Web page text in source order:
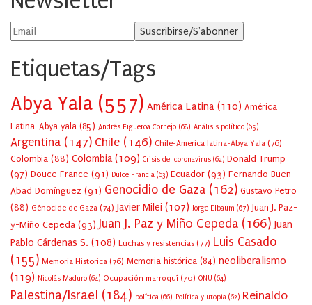
Etiquetas/Tags
Abya Yala (557) América Latina (110) América
Latina-Abya yala (85) Andrés Figueroa Cornejo (68) Análisis político (65)
Argentina (147) Chile (146) Chile-America latina-Abya Yala (76)
Colombia (88) Colombia(109) Crisis del coronavirus (62) Donald Trump
(97) Douce France (91) Dulce Francia (63) Ecuador (93) Fernando Buen
Abad Domínguez (91) Genocidio de Gaza (162) Gustavo Petro
(88) Génocide de Gaza (74) Javier Milei (107) Jorge Elbaum (67) Juan J. Paz-
y-Miño Cepeda (93) Juan J. Paz y Miño Cepeda (166) Juan
Pablo Cárdenas S. (108) Luchas y resistencias (77) Luis Casado
(155) Memoria Historica (76) Memoria histórica (84) neoliberalismo
(119) Nicolás Maduro (64) Ocupación marroquí (70) ONU (64)
Palestina/Israel (184) política (66) Política y utopia (62) Reinaldo